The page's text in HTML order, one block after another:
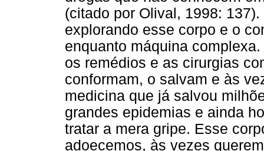
(citado por Olival, 1998:
explorando esse corpo e o
enquanto máquina
os remédios e as cirurgias
conformam, o salvam e às
medicina que já salvou
grandes epidemias e ainda
tratar a mera gripe. Esse
adoecemos, às vezes